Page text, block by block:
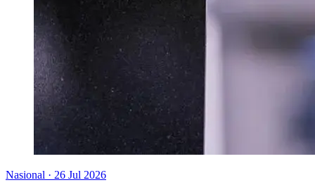
Nasional · 26 Jul 2026